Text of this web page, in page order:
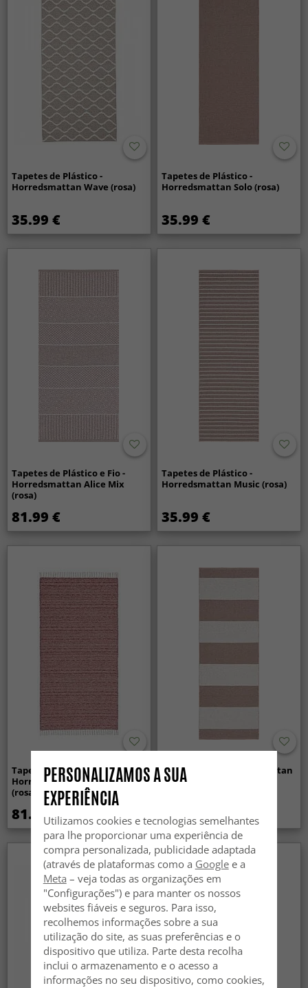
Tapetes de Plástico -
Horredsmattan Wave (rosa)
35.99 €
Tapetes de Plástico -
Horredsmattan Solo (rosa)
35.99 €
Tapetes de Plástico e Fio -
Horredsmattan Alice Mix
(rosa)
81.99 €
Tapetes de Plástico -
Horredsmattan Music (rosa)
35.99 €
Tapetes de Plástico e Fio -
Horredsmattan Svea Mix
(rosa)
81.99 €
Plastmattor - Horredsmattan
Markis (rosa)
107.99 €
PERSONALIZAMOS A SUA
EXPERIÊNCIA
Utilizamos cookies e tecnologias semelhantes
para lhe proporcionar uma experiência de
compra personalizada, publicidade adaptada
(através de plataformas como a Googlee a
Meta – veja todas as organizações em
"Configurações") e para manter os nossos
websites fiáveis e seguros. Para isso,
recolhemos informações sobre a sua
utilização do site, as suas preferências e o
dispositivo que utiliza. Parte desta recolha
inclui o armazenamento e o acesso a
informações no seu dispositivo, como cookies,